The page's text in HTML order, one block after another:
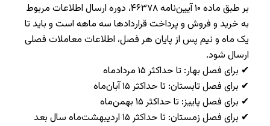
بر طبق ماده ۱۰ آیین‌نامه ۴۶۳۷۸، دوره ارسال اطلاعات مربوط
به خرید و فروش و پرداخت قراردادها سه ماهه است و باید تا
یک ماه و نیم پس از پایان هر فصل، اطلاعات معاملات فصلی
ارسال شود.
✔ برای فصل بهار: تا حداکثر ۱۵ مردادماه
✔ برای فصل تابستان: تا حداکثر ۱۵ آبان‌ماه
✔ برای فصل پاییز: تا حداکثر ۱۵ بهمن‌ماه
✔ برای فصل زمستان: تا حداکثر ۱۵ اردیبهشت‌ماه سال بعد